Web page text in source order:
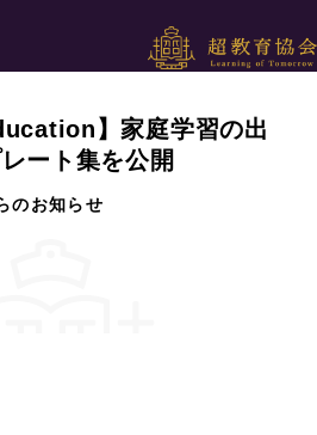
】家庭学習の出
ート集を公開
のお知らせ